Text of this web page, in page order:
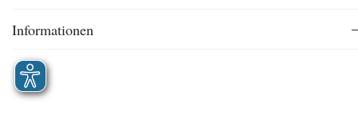
Informationen